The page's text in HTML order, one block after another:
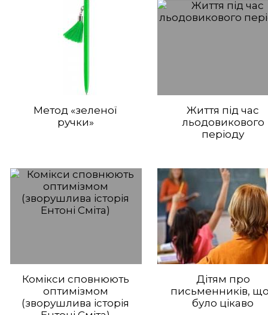
Метод «зеленої
ручки»
Життя під час
льодовикового
періоду
Комікси сповнюють
оптимізмом
(зворушлива історія
Дітям про
письменників,
було цікаво